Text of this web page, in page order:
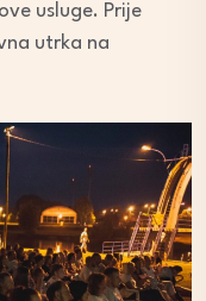
usluge. Prije
utrka na